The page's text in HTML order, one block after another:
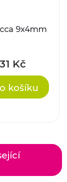
9x4mm
Kč
košíku